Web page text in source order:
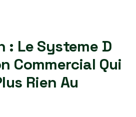
: Le Systeme D
Commercial Qui
Rien Au